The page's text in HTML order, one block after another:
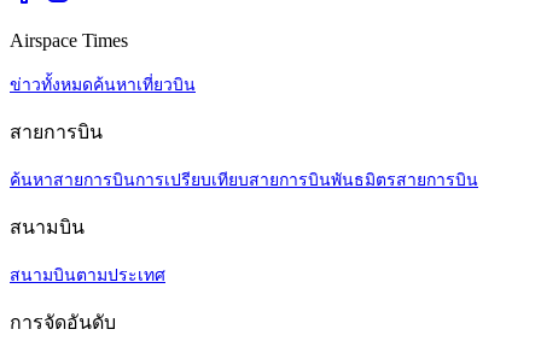
Airspace Times
ข่าวทั้งหมดค้นหาเที่ยวบิน
สายการบิน
ค้นหาสายการบินการเปรียบเทียบสายการบินพันธมิตรสายการบิน
สนามบิน
สนามบินตามประเทศ
การจัดอันดับ